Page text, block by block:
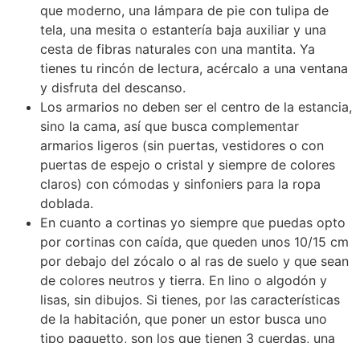
que moderno, una lámpara de pie con tulipa de
tela, una mesita o estantería baja auxiliar y una
cesta de fibras naturales con una mantita. Ya
tienes tu rincón de lectura, acércalo a una ventana
y disfruta del descanso.
Los armarios no deben ser el centro de la estancia,
sino la cama, así que busca complementar
armarios ligeros (sin puertas, vestidores o con
puertas de espejo o cristal y siempre de colores
claros) con cómodas y sinfoniers para la ropa
doblada.
En cuanto a cortinas yo siempre que puedas opto
por cortinas con caída, que queden unos 10/15 cm
por debajo del zócalo o al ras de suelo y que sean
de colores neutros y tierra. En lino o algodón y
lisas, sin dibujos. Si tienes, por las características
de la habitación, que poner un estor busca uno
tipo paquetto, son los que tienen 3 cuerdas, una